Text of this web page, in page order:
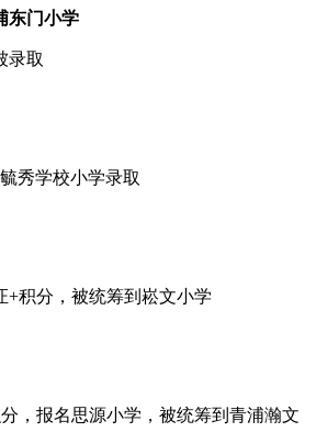
东门小学
录取
秀学校小学录取
+积分，被统筹到崧文小学
，报名思源小学，被统筹到青浦瀚文